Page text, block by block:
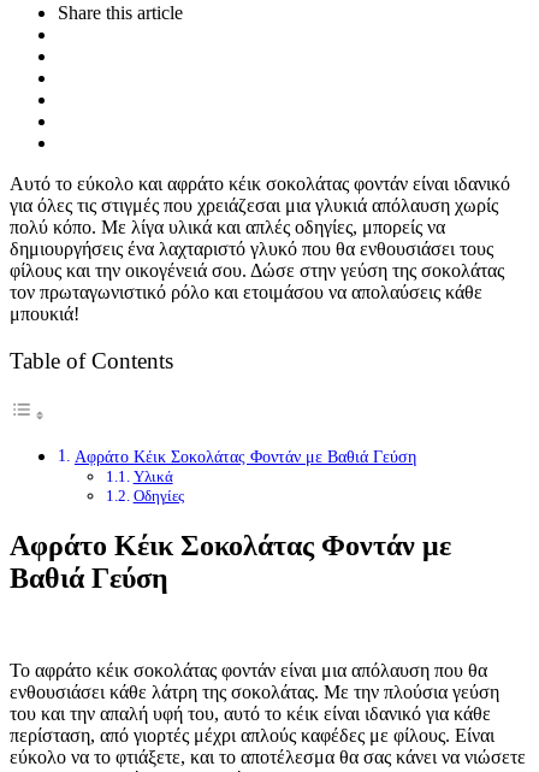
Share this article
Αυτό το εύκολο και αφράτο κέικ σοκολάτας φοντάν είναι ιδανικό
για όλες τις στιγμές που χρειάζεσαι μια γλυκιά απόλαυση χωρίς
πολύ κόπο. Με λίγα υλικά και απλές οδηγίες, μπορείς να
δημιουργήσεις ένα λαχταριστό γλυκό που θα ενθουσιάσει τους
φίλους και την οικογένειά σου. Δώσε στην γεύση της σοκολάτας
τον πρωταγωνιστικό ρόλο και ετοιμάσου να απολαύσεις κάθε
μπουκιά!
Table of Contents
Αφράτο Κέικ Σοκολάτας Φοντάν με Βαθιά Γεύση
Υλικά
Οδηγίες
Αφράτο Κέικ Σοκολάτας Φοντάν με
Βαθιά Γεύση
Το αφράτο κέικ σοκολάτας φοντάν είναι μια απόλαυση που θα
ενθουσιάσει κάθε λάτρη της σοκολάτας. Με την πλούσια γεύση
του και την απαλή υφή του, αυτό το κέικ είναι ιδανικό για κάθε
περίσταση, από γιορτές μέχρι απλούς καφέδες με φίλους. Είναι
εύκολο να το φτιάξετε, και το αποτέλεσμα θα σας κάνει να νιώσετε